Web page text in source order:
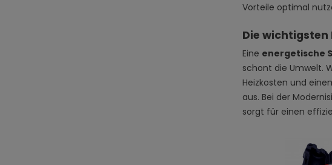
Vorteile optimal
Die
Eine energetische
schont die Umwelt.
Heizkosten und
aus. Bei der
sorgt für einen